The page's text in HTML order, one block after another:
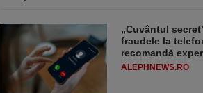
„Cuvântul
fraudele la
recomandă
ALEPHNEWS.RO